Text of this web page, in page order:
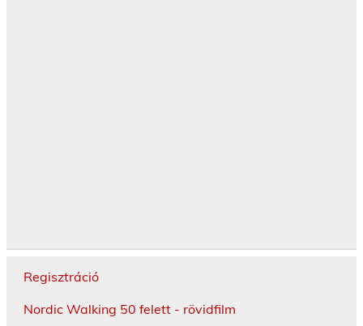
Regisztráció
Nordic Walking 50 felett - rövidfilm